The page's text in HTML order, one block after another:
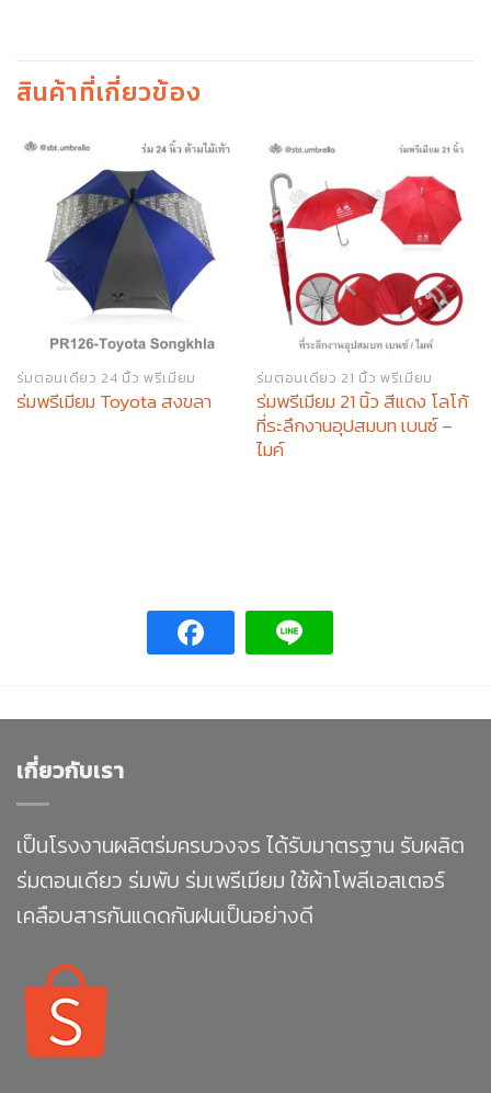
สินค้าที่เกี่ยวข้อง
ร่มตอนเดียว 24 นิ้ว พรีเมียม
ร่มพรีเมียม Toyota สงขลา
ร่มตอนเดียว 21 นิ้ว พรีเมียม
ร่มพรีเมียม 21 นิ้ว สีแดง โลโก้
ที่ระลึกงานอุปสมบท เบนซ์ –
ไมค์
เกี่ยวกับเรา
เป็นโรงงานผลิตร่มครบวงจร ได้รับมาตรฐาน รับผลิต
ร่มตอนเดียว ร่มพับ ร่มเพรีเมียม ใช้ผ้าโพลีเอสเตอร์
เคลือบสารกันแดดกันฝนเป็นอย่างดี